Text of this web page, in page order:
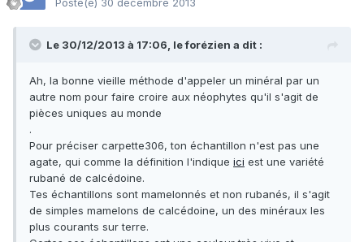
Posté(e) 30 décembre 2013
Le 30/12/2013 à 17:06, le forézien a dit :
Ah, la bonne vieille méthode d'appeler un minéral par un
autre nom pour faire croire aux néophytes qu'il s'agit de
pièces uniques au monde
.
Pour préciser carpette306, ton échantillon n'est pas une
agate, qui comme la définition l'indique ici est une variété
rubané de calcédoine.
Tes échantillons sont mamelonnés et non rubanés, il s'agit
de simples mamelons de calcédoine, un des minéraux les
plus courants sur terre.